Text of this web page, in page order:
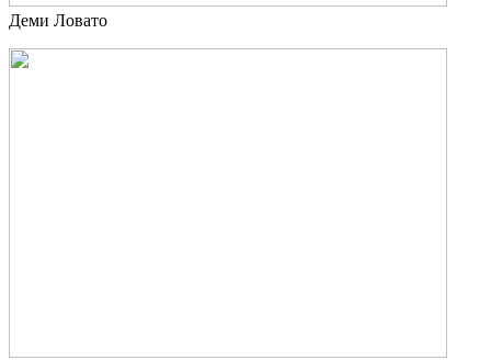
Деми Ловато